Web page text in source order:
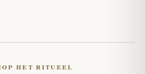
HET RITUEEL